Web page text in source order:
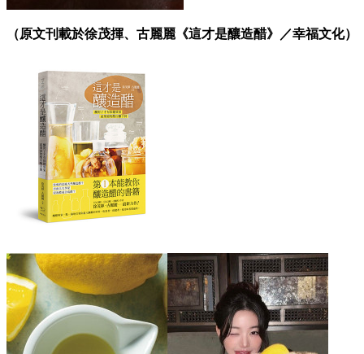
（原文刊載於徐茂揮、古麗麗《這才是釀造醋》​／幸福文化）